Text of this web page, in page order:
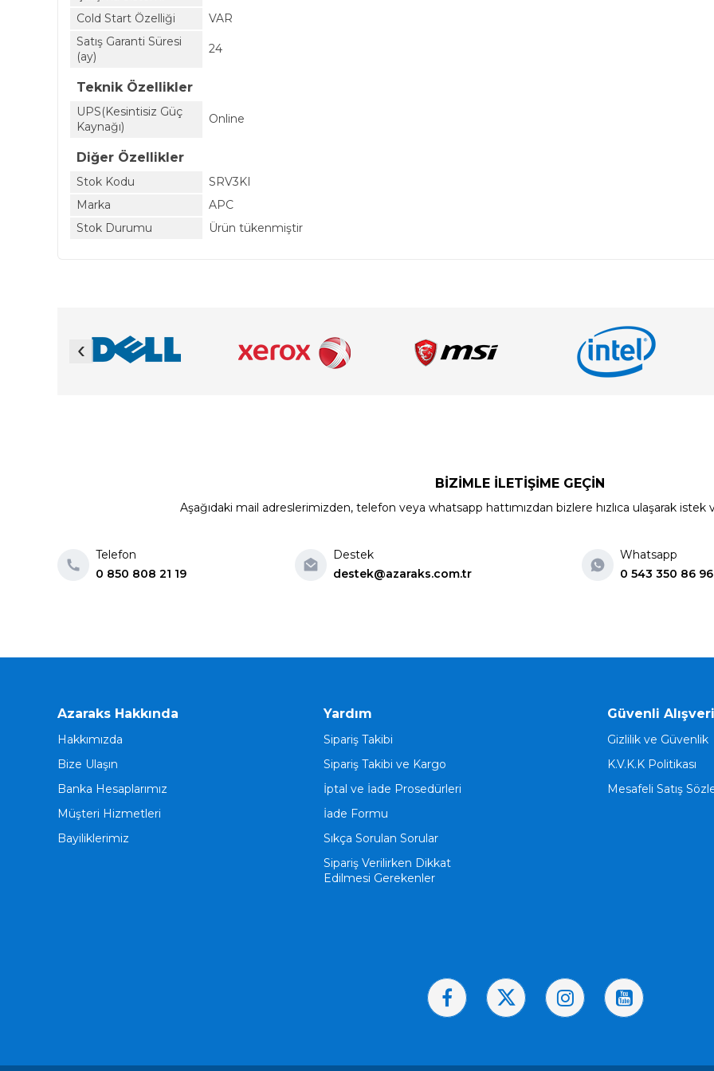
Cold Start Özelliği
VAR
Satış Garanti Süresi
(ay)
24
Teknik Özellikler
UPS(Kesintisiz Güç
Kaynağı)
Online
Diğer Özellikler
Stok Kodu
SRV3KI
Marka
APC
Stok Durumu
Ürün tükenmiştir
‹
BİZİMLE İLETİŞİME GEÇİN
Aşağıdaki mail adreslerimizden, telefon veya whatsapp hattımızdan bizlere hızlıca ulaşarak istek
Telefon
0 850 808 21 19
Destek
destek@azaraks.com.tr
Whatsapp
0 543 350 86 96
Azaraks Hakkında
Hakkımızda
Bize Ulaşın
Banka Hesaplarımız
Müşteri Hizmetleri
Bayiliklerimiz
Yardım
Sipariş Takibi
Sipariş Takibi ve Kargo
İptal ve İade Prosedürleri
İade Formu
Sıkça Sorulan Sorular
Sipariş Verilirken Dikkat
Edilmesi Gerekenler
Güvenli
Gizlilik ve Güvenlik
K.V.K.K Politikası
Mesafeli Satış